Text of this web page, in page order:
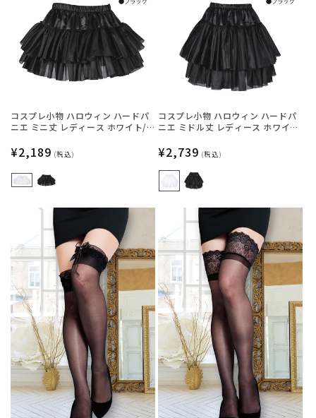
コスプレ小物 ハロウィン ハードパ
ニエ ミニ丈 レディース ホワイト/
トーン】
通
常
価
¥2,189 (税込)
コスプレ小物 ハロウィン ハードパ
ニエ ミドル丈 レディース ホワイ
ストーン】
通
常
価
¥2,739 (税込)